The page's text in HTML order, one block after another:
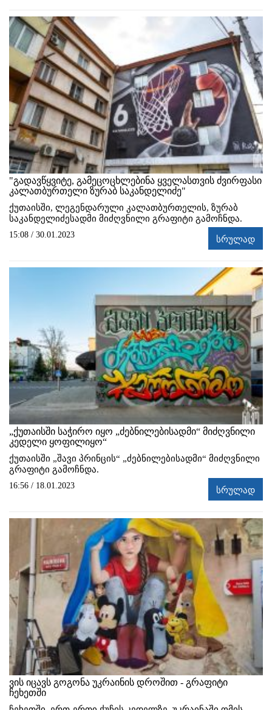
"გადავწყვიტე, გამეცოცხლებინა ყველასთვის ძვირფასი
კალათბურთელი ზურაბ საკანდელიძე"
ქუთაისში, ლეგენდარული კალათბურთელის, ზურაბ
საკანდელიძესადმი მიძღვნილი გრაფიტი გამოჩნდა.
15:08 / 30.01.2023 სრულად
„ქუთაისში საჭირო იყო „ძებნილებისადმი“ მიძღვნილი
კედელი ყოფილიყო“
ქუთაისში „შავი პრინცის“ „ძებნილებისადმი“ მიძღვნილი
გრაფიტი გამოჩნდა.
16:56 / 18.01.2023 სრულად
ვის იცავს გოგონა უკრაინის დროშით - გრაფიტი
ჩეხეთში